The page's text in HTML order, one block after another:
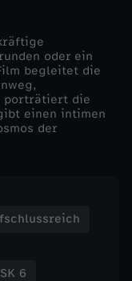
oder ein
begleitet die
porträtiert die
einen intimen
der
6